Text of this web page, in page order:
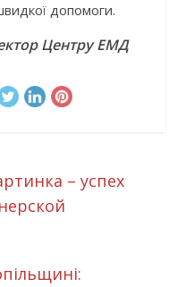
допомоги.
Центру ЕМД
– успех